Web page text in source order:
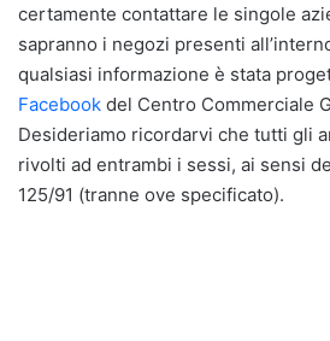
certamente contattare le singole
sapranno i negozi presenti
qualsiasi informazione è stata
Facebook del Centro Commerciale
Desideriamo ricordarvi che tutti gli
rivolti ad entrambi i sessi, ai sensi
125/91 (tranne ove specificato).